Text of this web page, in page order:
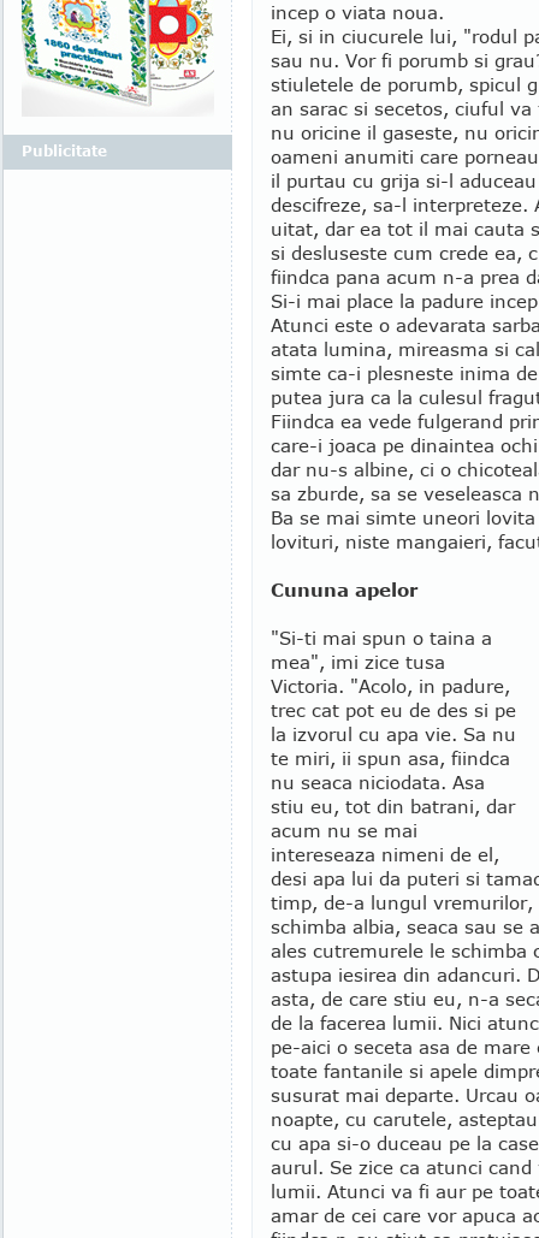
incep o viata noua.
Ei, si in ciucurele lui, "rodul
sau nu. Vor fi porumb si
stiuletele de porumb, spicul
an sarac si secetos, ciuful
nu oricine il gaseste, nu
oameni anumiti care
il purtau cu grija si-l
descifreze, sa-l interpreteze.
uitat, dar ea tot il mai cauta
si desluseste cum crede ea,
fiindca pana acum n-a prea
Si-i mai place la padure
Atunci este o adevarata
atata lumina, mireasma si
simte ca-i plesneste inima
putea jura ca la culesul
Fiindca ea vede fulgerand
care-i joaca pe dinaintea
dar nu-s albine, ci o
sa zburde, sa se veseleasca
Ba se mai simte uneori
lovituri, niste mangaieri,
Cununa apelor
"Si-ti mai spun o taina a
mea", imi zice tusa
Victoria. "Acolo, in padure,
trec cat pot eu de des si pe
la izvorul cu apa vie. Sa nu
te miri, ii spun asa, fiindca
nu seaca niciodata. Asa
stiu eu, tot din batrani, dar
acum nu se mai
intereseaza nimeni de el,
desi apa lui da puteri si
timp, de-a lungul vremurilor,
schimba albia, seaca sau se
ales cutremurele le schimba
astupa iesirea din adancuri.
asta, de care stiu eu, n-a
de la facerea lumii. Nici
pe-aici o seceta asa de mare
toate fantanile si apele
susurat mai departe. Urcau
noapte, cu carutele,
cu apa si-o duceau pe la
aurul. Se zice ca atunci
lumii. Atunci va fi aur pe
amar de cei care vor apuca
Publicitate